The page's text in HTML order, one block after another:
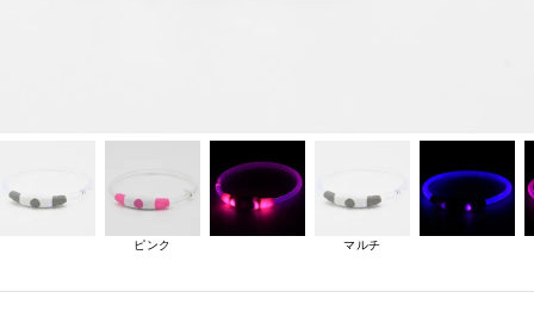
ピンク マルチ